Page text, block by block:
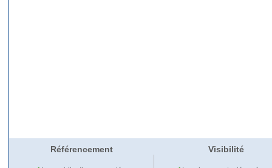
Référencement Visibilité